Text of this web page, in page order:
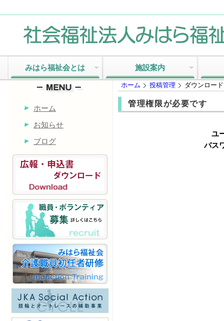
みはら福祉会とは 施設案内
ホーム
お知らせ
ブログ
ホーム 投稿管理 ダウンロー
管理権限が必要です
ユ
パス